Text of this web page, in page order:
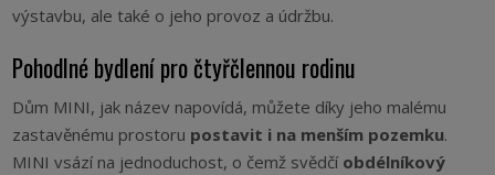
výstavbu, ale také o jeho provoz a údržbu.
Pohodlné bydlení pro čtyřčlennou rodinu
Dům MINI, jak název napovídá, můžete díky jeho malému
zastavěnému prostoru postavit i na menším pozemku.
MINI vsází na jednoduchost, o čemž svědčí obdélníkový